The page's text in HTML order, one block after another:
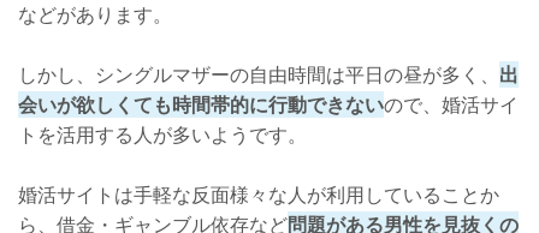
などがあります。
しかし、シングルマザーの自由時間は平日の昼が多く、 出
会いが欲しくても時間帯的に行動できないので、婚活サイ
トを活用する人が多いようです。
婚活サイトは手軽な反面様々な人が利用していることか
ら、借金・ギャンブル依存など問題がある男性を見抜くの